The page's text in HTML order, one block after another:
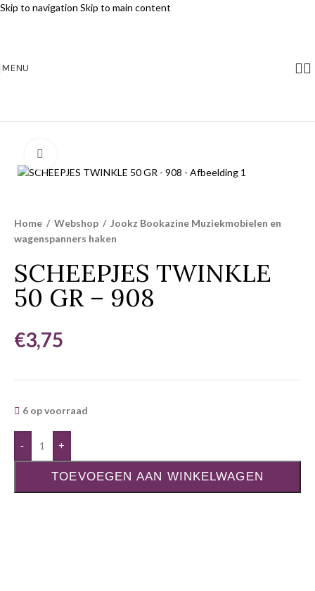
Skip to navigation Skip to main content
MENU
Home / Webshop / Jookz Bookazine Muziekmobielen en
wagenspanners haken
SCHEEPJES TWINKLE
50 GR – 908
€3,75
6 op voorraad
- +
TOEVOEGEN AAN WINKELWAGEN